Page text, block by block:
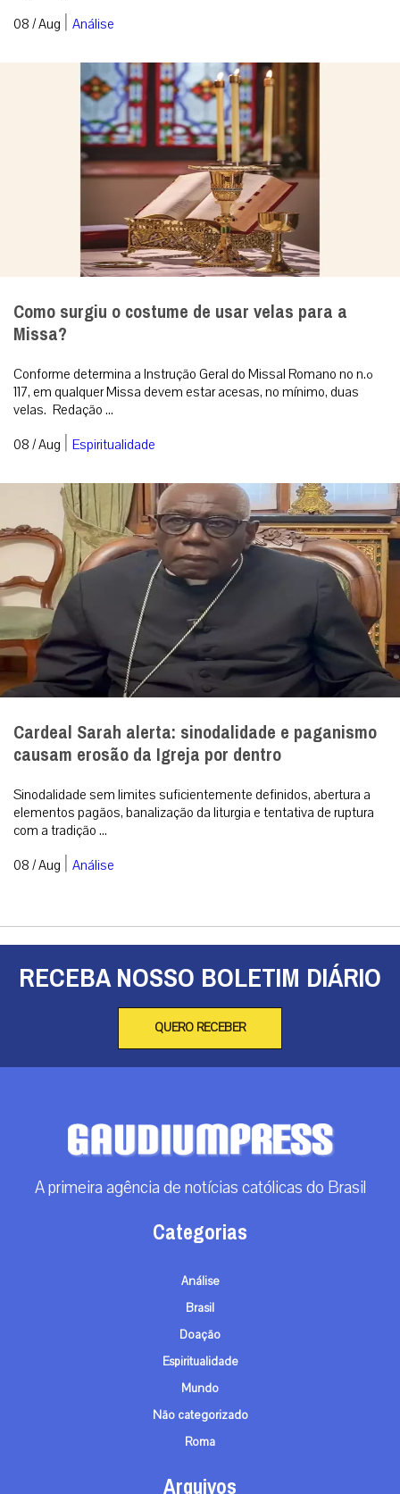
08 / Aug | Análise
Como surgiu o costume de usar velas para a
Missa?
Conforme determina a Instrução Geral do Missal Romano no n.º
117, em qualquer Missa devem estar acesas, no mínimo, duas
velas. Redação ...
08 / Aug | Espiritualidade
Cardeal Sarah alerta: sinodalidade e paganismo
causam erosão da Igreja por dentro
Sinodalidade sem limites suficientemente definidos, abertura a
elementos pagãos, banalização da liturgia e tentativa de ruptura
com a tradição ...
08 / Aug | Análise
RECEBA NOSSO BOLETIM DIÁRIO
QUERO RECEBER
A primeira agência de notícias católicas do Brasil
Categorias
Análise
Brasil
Doação
Espiritualidade
Mundo
Não categorizado
Roma